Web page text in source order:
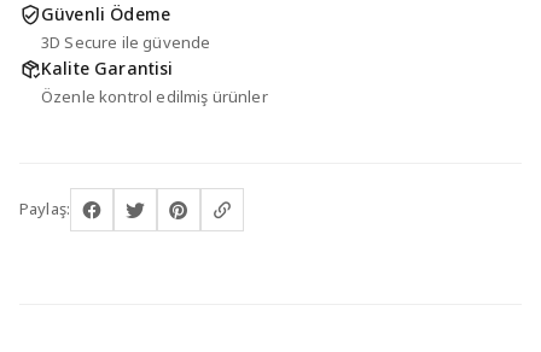
Güvenli Ödeme
3D Secure ile güvende
Kalite Garantisi
Özenle kontrol edilmiş ürünler
Paylaş: